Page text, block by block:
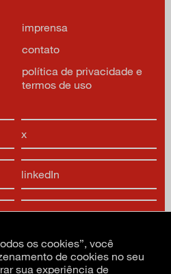
x
linkedIn
google arts & culture
imprensa
contato
política de privacidade e
termos de uso
os cookies”, você
de cookies no seu
sua experiência de